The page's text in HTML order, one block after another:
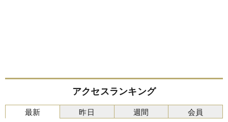
アクセスランキング
最新 昨日 週間 会員